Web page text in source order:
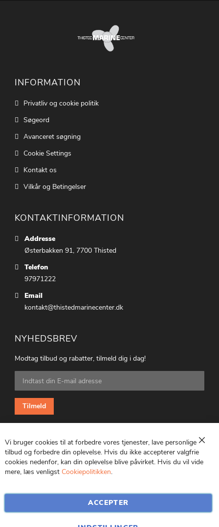
INFORMATION
Privatliv og cookie politik
Søgeord
Avanceret søgning
Cookie Settings
Kontakt os
Vilkår og Betingelser
KONTAKTINFORMATION
Addresse
Østerbakken 91, 7700 Thisted
Telefon
97971222
Email
kontakt@thistedmarinecenter.dk
NYHEDSBREV
Modtag tilbud og rabatter, tilmeld dig i dag!
Tilmeld
dig
vores
nyhedsbrev:
Tilmeld
CVR: 25847369
Luk
Vi bruger cookies til at forbedre vores tjenester, lave personlige
tilbud og forbedre din oplevelse. Hvis du ikke accepterer valgfrie
cookies nedenfor, kan din oplevelse blive påvirket. Hvis du vil vide
mere, læs venligst Cookiepolitikken.
ACCEPTER